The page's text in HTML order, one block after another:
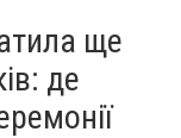
ще
де